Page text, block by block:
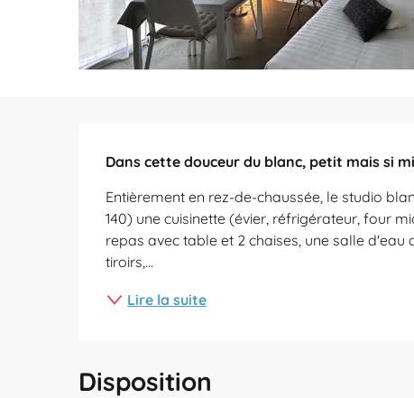
Dans cette douceur du blanc, petit mais si
Entièrement en rez-de-chaussée, le studio
140) une cuisinette (évier, réfrigérateur, four
repas avec table et 2 chaises, une salle
tiroirs,...
Lire la suite
Disposition